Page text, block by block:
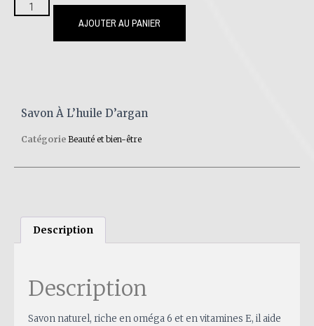
AJOUTER AU PANIER
Savon À L’huile D’argan
Catégorie Beauté et bien-être
Description
Description
Savon naturel, riche en oméga 6 et en vitamines E, il aide